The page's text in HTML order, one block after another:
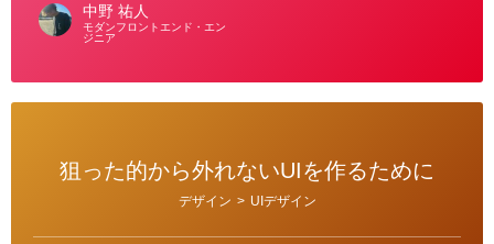
中野 祐人
モダンフロントエンド・エン
ジニア
狙った的から外れないUIを作るために
デザイン > UIデザイン